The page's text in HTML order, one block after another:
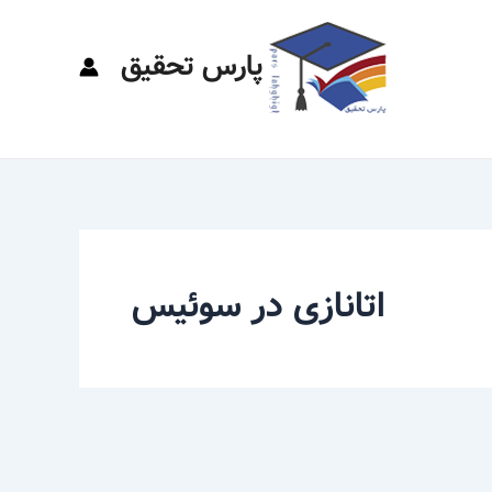
پارس تحقیق
اتانازی در سوئیس